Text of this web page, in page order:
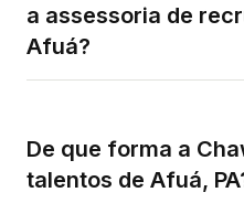
a assessoria de
Afuá?
De que forma a
talentos de Afuá,